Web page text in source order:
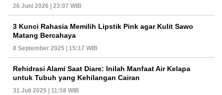
26 Juni 2026 | 23:07 WIB
3 Kunci Rahasia Memilih Lipstik Pink agar Kulit Sawo
Matang Bercahaya
8 September 2025 | 15:17 WIB
Rehidrasi Alami Saat Diare: Inilah Manfaat Air Kelapa
untuk Tubuh yang Kehilangan Cairan
31 Juli 2025 | 11:58 WIB